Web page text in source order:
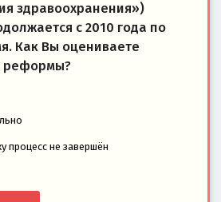
здравоохранения»)
с 2010 года по
Как Вы оцениваете
реформы?
процесс не завершён